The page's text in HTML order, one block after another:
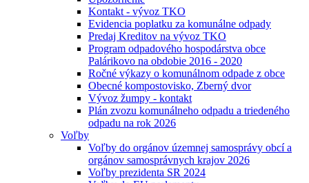
Kontakt - vývoz TKO
Evidencia poplatku za komunálne odpady
Predaj Kreditov na vývoz TKO
Program odpadového hospodárstva obce
Palárikovo na obdobie 2016 - 2020
Ročné výkazy o komunálnom odpade z obce
Obecné kompostovisko, Zberný dvor
Vývoz žumpy - kontakt
Plán zvozu komunálneho odpadu a triedeného
odpadu na rok 2026
Voľby
Voľby do orgánov územnej samosprávy obcí a
orgánov samosprávnych krajov 2026
Voľby prezidenta SR 2024